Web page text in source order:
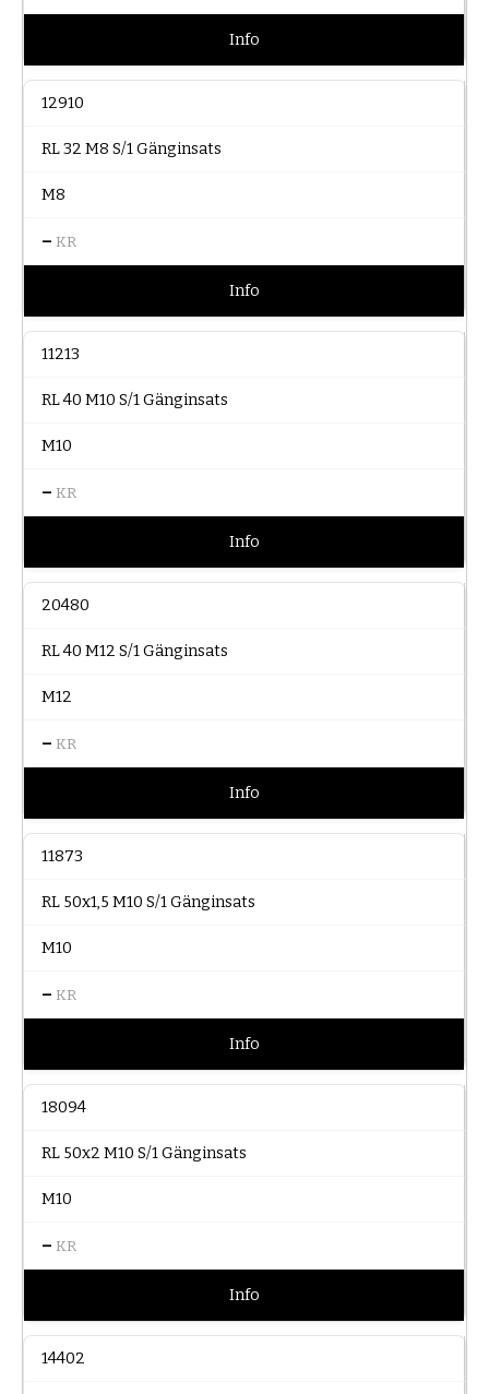
Info
12910
RL 32 M8 S/1 Gänginsats
M8
– KR
Info
11213
RL 40 M10 S/1 Gänginsats
M10
– KR
Info
20480
RL 40 M12 S/1 Gänginsats
M12
– KR
Info
11873
RL 50x1,5 M10 S/1 Gänginsats
M10
– KR
Info
18094
RL 50x2 M10 S/1 Gänginsats
M10
– KR
Info
14402